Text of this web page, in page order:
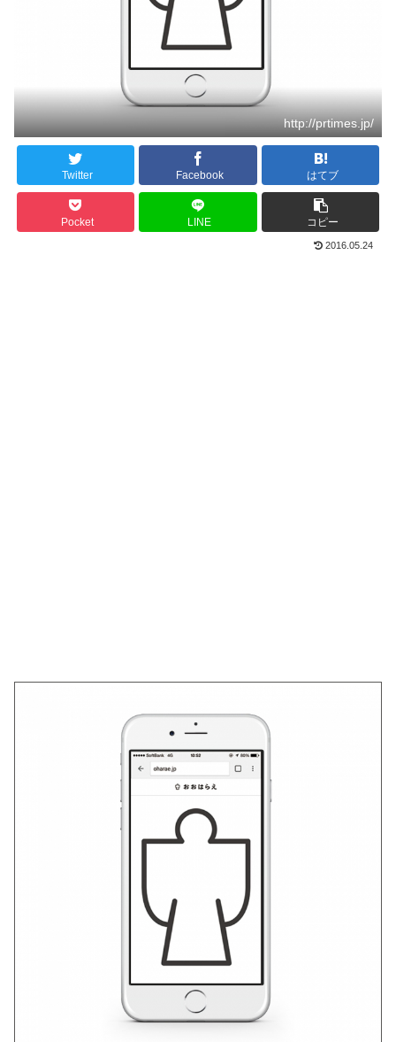
http://prtimes.jp/
Twitter Facebook はてブ
Pocket LINE コピー
2016.05.24